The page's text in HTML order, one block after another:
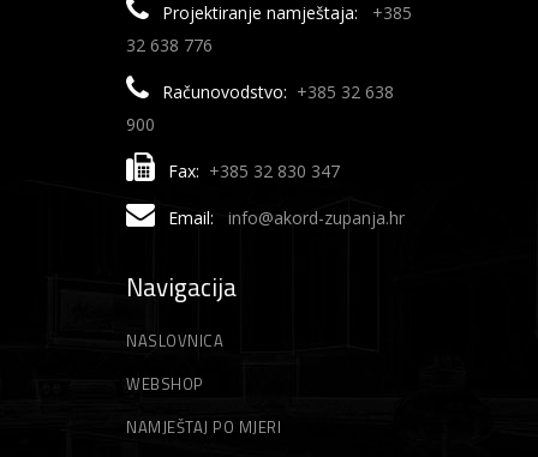
Projektiranje namještaja:
+385
32 638 776
Računovodstvo: +385 32 638
900
Fax: +385 32 830 347
Email: info@akord-zupanja.hr
Navigacija
NASLOVNICA
WEBSHOP
NAMJEŠTAJ PO MJERI